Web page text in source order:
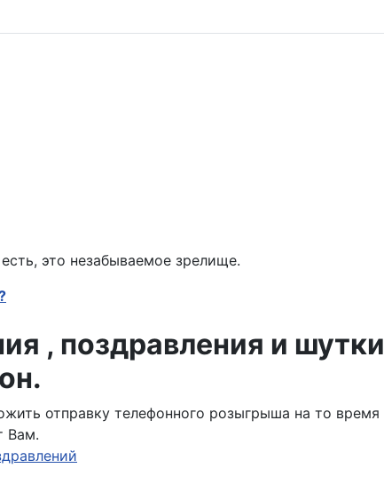
это незабываемое зрелище.
, поздравления и шутки
отправку телефонного розыгрыша на то время
Вам.